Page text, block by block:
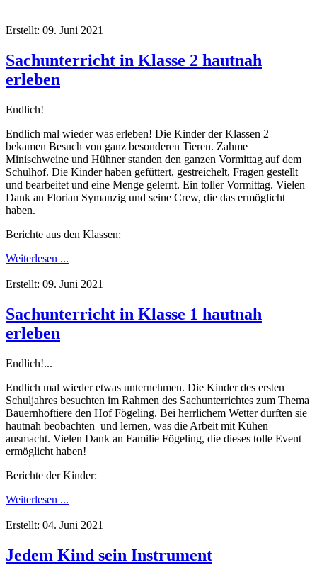
Erstellt: 09. Juni 2021
Sachunterricht in Klasse 2 hautnah
erleben
Endlich!
Endlich mal wieder was erleben! Die Kinder der Klassen 2
bekamen Besuch von ganz besonderen Tieren. Zahme
Minischweine und Hühner standen den ganzen Vormittag auf dem
Schulhof. Die Kinder haben gefüttert, gestreichelt, Fragen gestellt
und bearbeitet und eine Menge gelernt. Ein toller Vormittag. Vielen
Dank an Florian Symanzig und seine Crew, die das ermöglicht
haben.
Berichte aus den Klassen:
Weiterlesen ...
Erstellt: 09. Juni 2021
Sachunterricht in Klasse 1 hautnah
erleben
Endlich!...
Endlich mal wieder etwas unternehmen. Die Kinder des ersten
Schuljahres besuchten im Rahmen des Sachunterrichtes zum Thema
Bauernhoftiere den Hof Fögeling. Bei herrlichem Wetter durften sie
hautnah beobachten und lernen, was die Arbeit mit Kühen
ausmacht. Vielen Dank an Familie Fögeling, die dieses tolle Event
ermöglicht haben!
Berichte der Kinder:
Weiterlesen ...
Erstellt: 04. Juni 2021
Jedem Kind sein Instrument